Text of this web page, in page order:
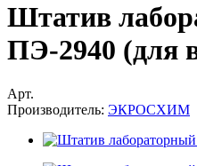
Штатив
ПЭ-2940 (для
Арт.
Производитель: ЭКРОСХИМ